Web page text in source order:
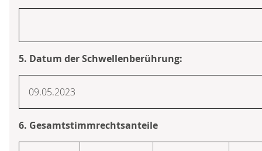
5. Datum der Schwellenberührung:
09.05.2023
6. Gesamtstimmrechtsanteile